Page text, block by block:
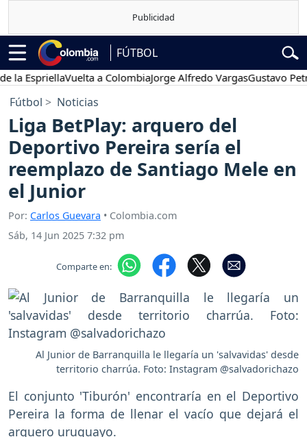
FÚTBOL
Vuelta a ColombiaJorge Alfredo VargasGustavo Petro
Fútbol Noticias
Liga BetPlay: arquero del
Deportivo Pereira sería el
reemplazo de Santiago Mele en
el Junior
Por: Carlos Guevara • Colombia.com
Sáb, 14 Jun 2025 7:32 pm
Comparte en:
Al Junior de Barranquilla le llegaría un 'salvavidas' desde
territorio charrúa. Foto: Instagram @salvadorichazo
El conjunto 'Tiburón' encontraría en el Deportivo
Pereira la forma de llenar el vacío que dejará el
arquero uruguayo.